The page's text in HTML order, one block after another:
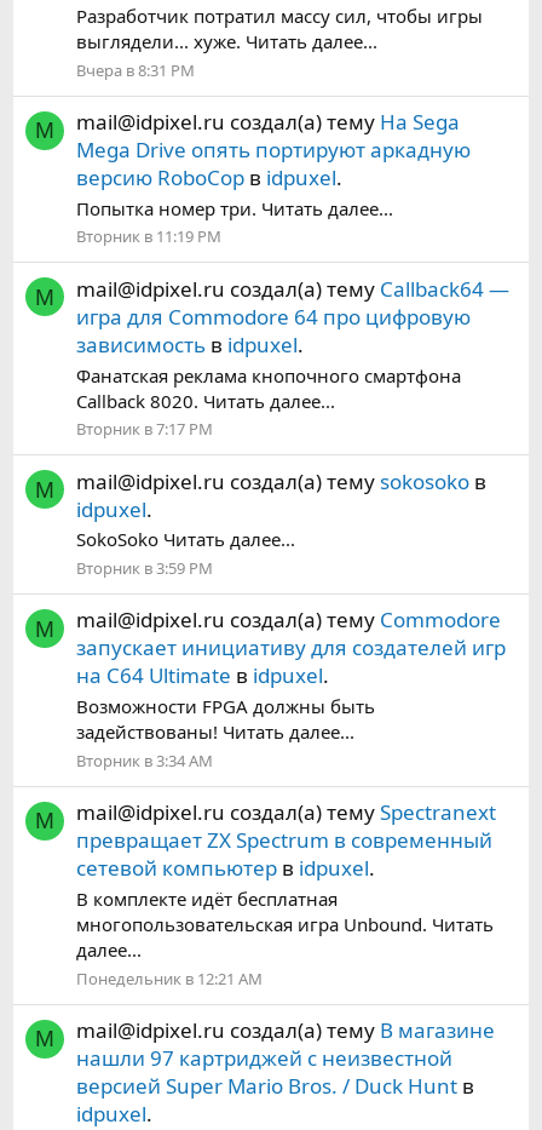
Разработчик потратил массу сил, чтобы игры
выглядели... хуже. Читать далее...
Вчера в 8:31 PM
M mail@idpixel.ru создал(а) тему На Sega
Mega Drive опять портируют аркадную
версию RoboCop в idpuxel.
Попытка номер три. Читать далее...
Вторник в 11:19 PM
M mail@idpixel.ru создал(а) тему Callback64 —
игра для Commodore 64 про цифровую
зависимость в idpuxel.
Фанатская реклама кнопочного смартфона
Callback 8020. Читать далее...
Вторник в 7:17 PM
M mail@idpixel.ru создал(а) тему sokosoko в
idpuxel.
SokoSoko Читать далее...
Вторник в 3:59 PM
M mail@idpixel.ru создал(а) тему Commodore
запускает инициативу для создателей игр
на C64 Ultimate в idpuxel.
Возможности FPGA должны быть
задействованы! Читать далее...
Вторник в 3:34 AM
M mail@idpixel.ru создал(а) темуSpectranext
превращает ZX Spectrum в современный
сетевой компьютер в idpuxel.
В комплекте идёт бесплатная
многопользовательская игра Unbound. Читать
далее...
Понедельник в 12:21 AM
M mail@idpixel.ru создал(а) тему В магазине
нашли 97 картриджей с неизвестной
версией Super Mario Bros. / Duck Hunt в
idpuxel.